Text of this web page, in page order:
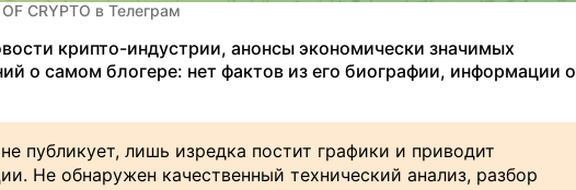
CRYPTO в Телеграм
крипто-индустрии, анонсы экономически значимых
о самом блогере: нет фактов из его биографии, информации о
публикует, лишь изредка постит графики и приводит
Не обнаружен качественный технический анализ, разбор